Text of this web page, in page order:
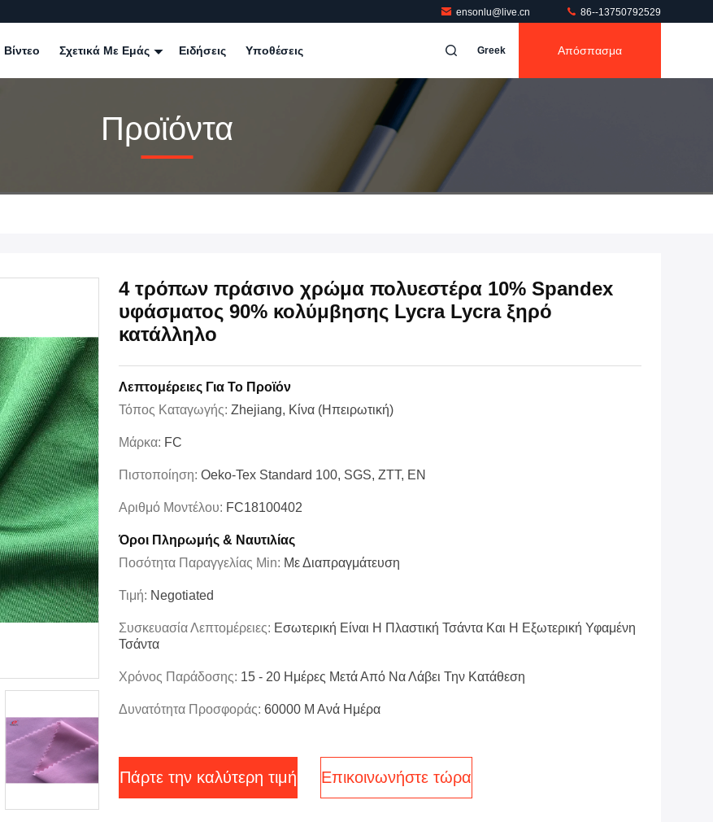
ensonlu@live.cn 86--13750792529
Βίντεο Σχετικά Με Εμάς Ειδήσεις Υποθέσεις Greek Απόσπασμα
Προϊόντα
4 τρόπων πράσινο χρώμα πολυεστέρα 10% Spandex
υφάσματος 90% κολύμβησης Lycra Lycra ξηρό
κατάλληλο
Λεπτομέρειες Για Το Προϊόν
Τόπος Καταγωγής: Zhejiang, Κίνα (Ηπειρωτική)
Μάρκα: FC
Πιστοποίηση: Oeko-Tex Standard 100, SGS, ZTT, EN
Αριθμό Μοντέλου: FC18100402
Όροι Πληρωμής & Ναυτιλίας
Ποσότητα Παραγγελίας Min: Με Διαπραγμάτευση
Τιμή: Negotiated
Συσκευασία Λεπτομέρειες: Εσωτερική Είναι Η Πλαστική Τσάντα Και Η Εξωτερική Υφαμένη
Τσάντα
Χρόνος Παράδοσης: 15 - 20 Ημέρες Μετά Από Να Λάβει Την Κατάθεση
Δυνατότητα Προσφοράς: 60000 Μ Ανά Ημέρα
Πάρτε την καλύτερη τιμή Επικοινωνήστε τώρα